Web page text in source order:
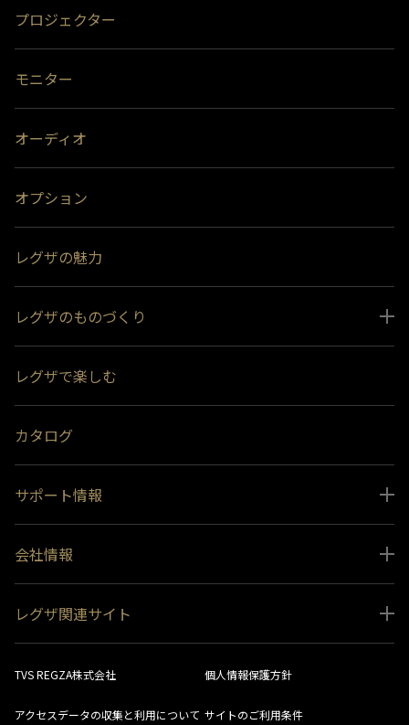
プロジェクター
モニター
オーディオ
オプション
レグザの魅力
レグザのものづくり
スペシャルコンテンツ
受賞履歴
レグザで楽しむ
カタログ
サポート情報
取扱説明書ダウンロード
インフォメーション 一覧
生産終了商品一覧
ソフトウェアダウンロード情報
会社情報
ニュース
会社概要
レグザ関連サイト
レグザ オンラインストア
レグザ メンバーズ
法人向けサイト
TVS REGZA株式会社 個人情報保護方針
アクセスデータの収集と利用について サイトのご利用条件